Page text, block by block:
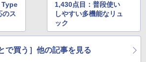
Type
のス
1,430点目：普段使い
しやすい多機能なリュ
ック
で買う］他の記事を見る